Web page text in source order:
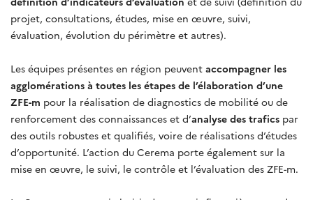
projet, consultations, études, mise en œuvre, suivi,
évaluation, évolution du périmètre et autres).
Les équipes présentes en région peuvent accompagner les
agglomérations à toutes les étapes de l’élaboration d’une
ZFE-m pour la réalisation de diagnostics de mobilité ou de
renforcement des connaissances et d’analyse des trafics par
des outils robustes et qualifiés, voire de réalisations d’études
d’opportunité. L’action du Cerema porte également sur la
mise en œuvre, le suivi, le contrôle et l’évaluation des ZFE-m.